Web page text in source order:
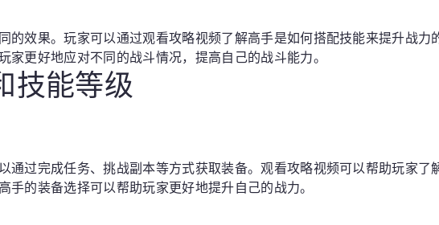
的效果。玩家可以通过观看攻略视频了解高手是如何搭配技能来提升战力
家更好地应对不同的战斗情况，提高自己的战斗能力。
技能等级
通过完成任务、挑战副本等方式获取装备。观看攻略视频可以帮助玩家了
手的装备选择可以帮助玩家更好地提升自己的战力。